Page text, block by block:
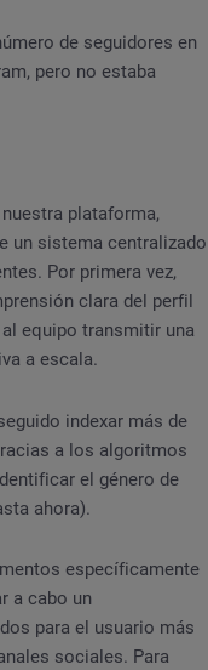
de seguidores en
pero no estaba
plataforma,
un sistema centralizado
Por primera vez,
clara del perfil
equipo transmitir una
a escala.
indexar más de
a los algoritmos
el género de
ahora).
específicamente
a cabo un
para el usuario más
sociales. Para